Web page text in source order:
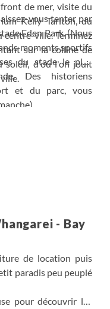
de mer, visite du
Kelly Tarlton, du
ville. Terminez
sur la colline de
soleil, d'où l'on jouit
vous tenter par
Eden Park. (Nous
moments sportifs
du stade le plus
Des historiens
et du parc, vous
- Bay
de location puis
paradis peu peuplé
pour découvrir les